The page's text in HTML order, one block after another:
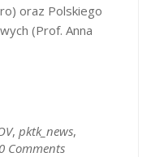
oraz Polskiego
(Prof. Anna
, pktk_news,
0 Comments